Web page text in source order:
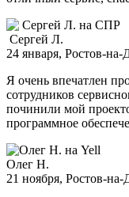
Сергей Л.
24 января, Ростов-на-
Я очень впечатлен
сотрудников
починили мой
программное
Олег Н.
21 ноября, Ростов-на-